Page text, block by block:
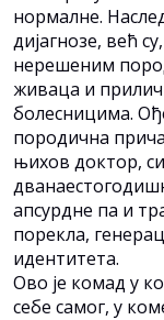
нормалне.
дијагнозе, већ
нерешеним
живаца и
болесницима.
породична
њихов доктор,
апсурдне па и
порекла,
идентитета.
Ово је комад у
себе самог, у